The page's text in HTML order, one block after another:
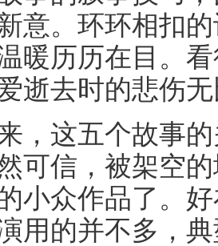
意。环环相扣
暖历历在目。
逝去时的悲伤
这五个故事的
可信，被架空
小众作品了。
用的并不多，